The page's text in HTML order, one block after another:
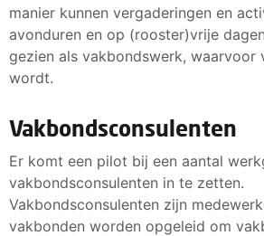
manier kunnen vergaderingen en
avonduren en op (rooster)vrije
gezien als vakbondswerk, waarvoor
wordt.
Vakbondsconsulenten
Er komt een pilot bij een aantal
vakbondsconsulenten in te zetten.
Vakbondsconsulenten zijn
vakbonden worden opgeleid om